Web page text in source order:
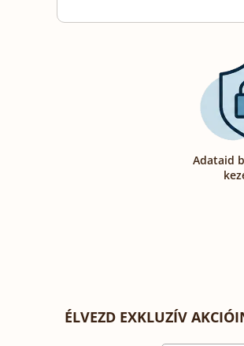
Adataid
ÉLVEZD EXKLUZÍV